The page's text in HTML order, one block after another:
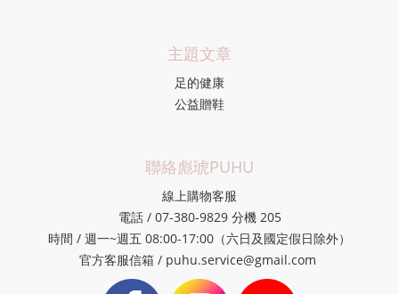
主題文章
足的健康
公益贈鞋
聯絡彪琥PUHU
線上購物客服
電話 / 07-380-9829 分機 205
時間 / 週一~週五 08:00-17:00（六日及國定假日除外）
官方客服信箱 / puhu.service@gmail.com